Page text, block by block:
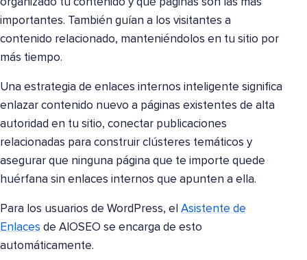
organizado tu contenido y qué páginas son las más
importantes. También guían a los visitantes a
contenido relacionado, manteniéndolos en tu sitio por
más tiempo.
Una estrategia de enlaces internos inteligente significa
enlazar contenido nuevo a páginas existentes de alta
autoridad en tu sitio, conectar publicaciones
relacionadas para construir clústeres temáticos y
asegurar que ninguna página que te importe quede
huérfana sin enlaces internos que apunten a ella.
Para los usuarios de WordPress, el Asistente de
Enlaces de AIOSEO se encarga de esto
automáticamente.